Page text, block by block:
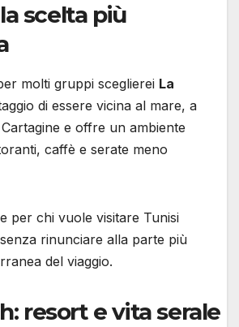
scelta più
molti gruppi sceglierei La
di essere vicina al mare, a
e offre un ambiente
caffè e serate meno
per chi vuole visitare Tunisi
rinunciare alla parte più
del viaggio.
resort e vita serale